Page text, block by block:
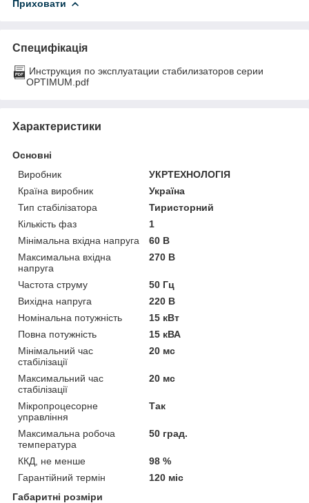
Приховати
Специфікація
Инструкция по эксплуатации стабилизаторов серии
OPTIMUM.pdf
Характеристики
Основні
Виробник
УКРТЕХНОЛОГІЯ
Країна виробник
Україна
Тип стабілізатора
Тиристорний
Кількість фаз
1
Мінімальна вхідна напруга
60 В
Максимальна вхідна
напруга
270 В
Частота струму
50 Гц
Вихідна напруга
220 В
Номінальна потужність
15 кВт
Повна потужність
15 кВА
Мінімальний час
стабілізації
20 мс
Максимальний час
стабілізації
20 мс
Мікропроцесорне
управління
Так
Максимальна робоча
температура
50 град.
ККД, не менше
98 %
Гарантійний термін
120 міс
Габаритні розміри